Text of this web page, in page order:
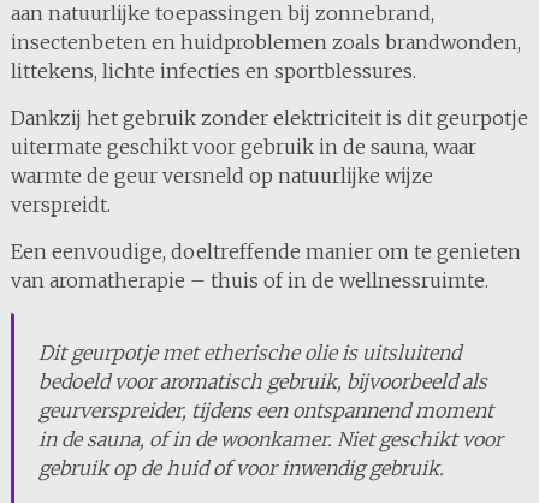
aan natuurlijke toepassingen bij zonnebrand,
insectenbeten en huidproblemen zoals brandwonden,
littekens, lichte infecties en sportblessures.
Dankzij het gebruik zonder elektriciteit is dit geurpotje
uitermate geschikt voor gebruik in de sauna, waar
warmte de geur versneld op natuurlijke wijze
verspreidt.
Een eenvoudige, doeltreffende manier om te genieten
van aromatherapie – thuis of in de wellnessruimte.
Dit geurpotje met etherische olie is uitsluitend
bedoeld voor aromatisch gebruik, bijvoorbeeld als
geurverspreider, tijdens een ontspannend moment
in de sauna, of in de woonkamer. Niet geschikt voor
gebruik op de huid of voor inwendig gebruik.